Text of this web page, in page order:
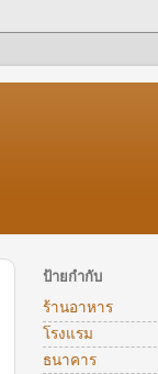
ป้ายกำกับ
ร้านอาหาร
โรงแรม
ธนาคาร